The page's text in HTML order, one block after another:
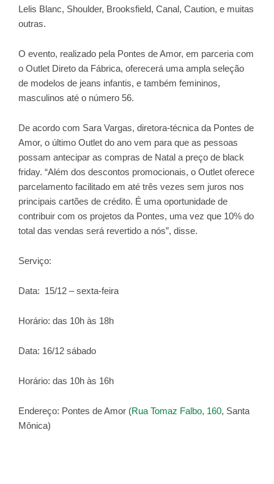
Lelis Blanc, Shoulder, Brooksfield, Canal, Caution, e muitas
outras.
O evento, realizado pela Pontes de Amor, em parceria com
o Outlet Direto da Fábrica, oferecerá uma ampla seleção
de modelos de jeans infantis, e também femininos,
masculinos até o número 56.
De acordo com Sara Vargas, diretora-técnica da Pontes de
Amor, o último Outlet do ano vem para que as pessoas
possam antecipar as compras de Natal a preço de black
friday. “Além dos descontos promocionais, o Outlet oferece
parcelamento facilitado em até três vezes sem juros nos
principais cartões de crédito. É uma oportunidade de
contribuir com os projetos da Pontes, uma vez que 10% do
total das vendas será revertido a nós”, disse.
Serviço:
Data: 15/12 – sexta-feira
Horário: das 10h às 18h
Data: 16/12 sábado
Horário: das 10h às 16h
Endereço: Pontes de Amor (Rua Tomaz Falbo, 160, Santa
Mônica)